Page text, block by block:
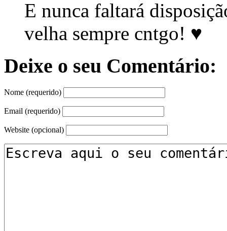
E nunca faltará
velha sempre cntgo! ♥
Deixe o seu Comentário:
Nome (requerido)
Email (requerido)
Website (opcional)